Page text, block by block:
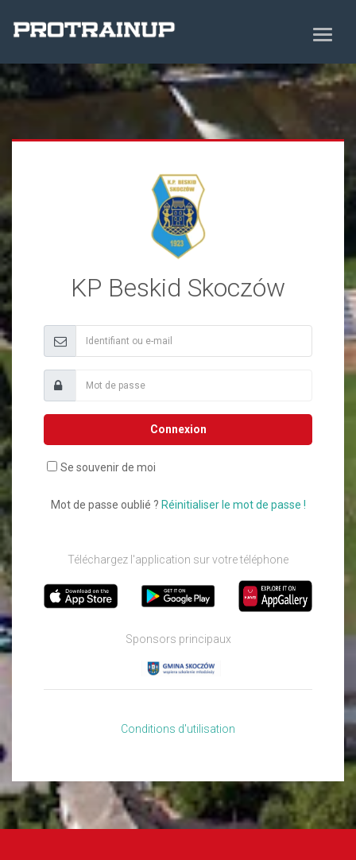
KP Beskid Skoczów
Connexion
Se souvenir de moi
Mot de passe oublié ? Réinitialiser le mot de passe !
Téléchargez l'application sur votre téléphone
Sponsors principaux
Conditions d'utilisation